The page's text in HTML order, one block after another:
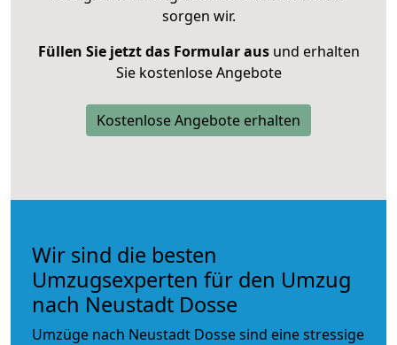
sorgen wir.
Füllen Sie jetzt das Formular ausund erhalten
Sie kostenlose Angebote
Kostenlose Angebote erhalten
Wir sind die besten
Umzugsexperten für den Umzug
nach Neustadt Dosse
Umzüge nach Neustadt Dosse sind eine stressige